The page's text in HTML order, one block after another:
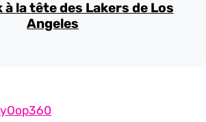
à la tête des Lakers de Los
Angeles